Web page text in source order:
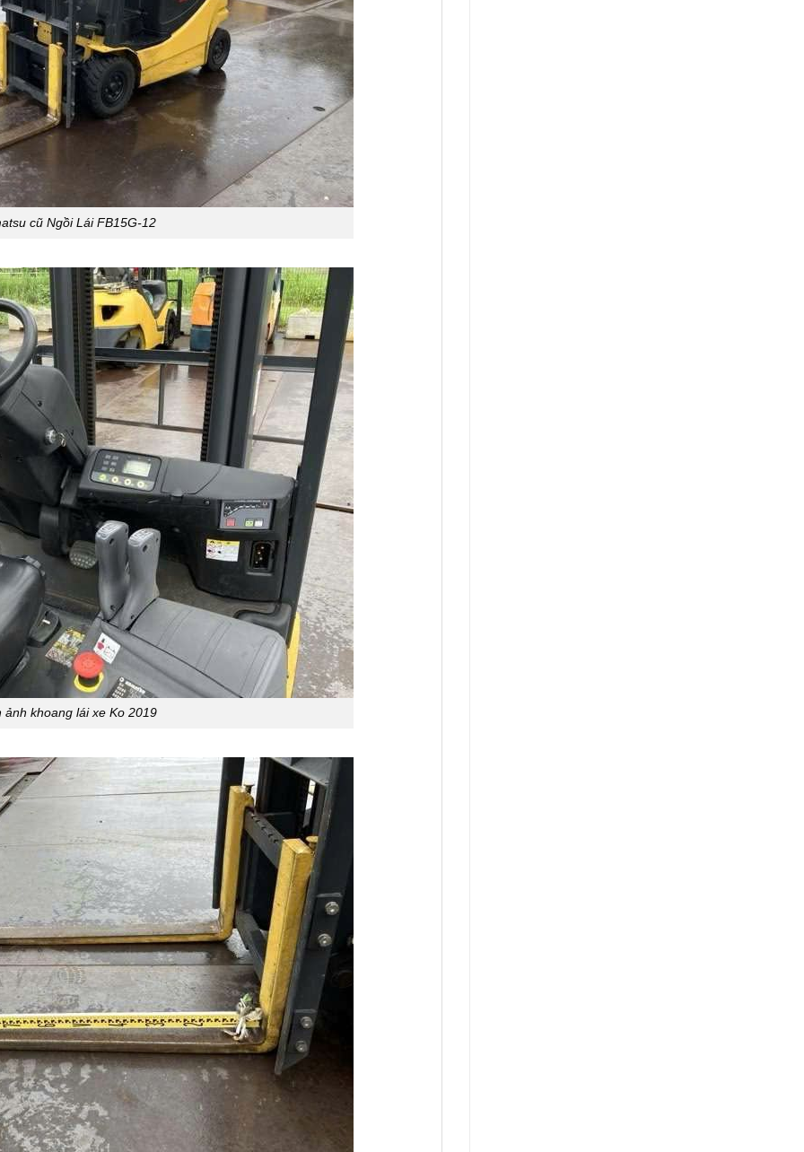
cũ Ngồi Lái FB15G-12
ảnh khoang lái xe Ko 2019